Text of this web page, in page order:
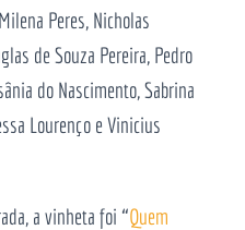
Peres, Nicholas
de Souza Pereira, Pedro
do Nascimento, Sabrina
Lourenço e Vinicius
a vinheta foi “Quem